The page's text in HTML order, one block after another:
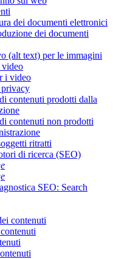
dei documenti elettronici
dei documenti
(alt text) per le immagini
i video
privacy
contenuti prodotti dalla
contenuti non prodotti
ritratti
di ricerca (SEO)
SEO: Search
contenuti